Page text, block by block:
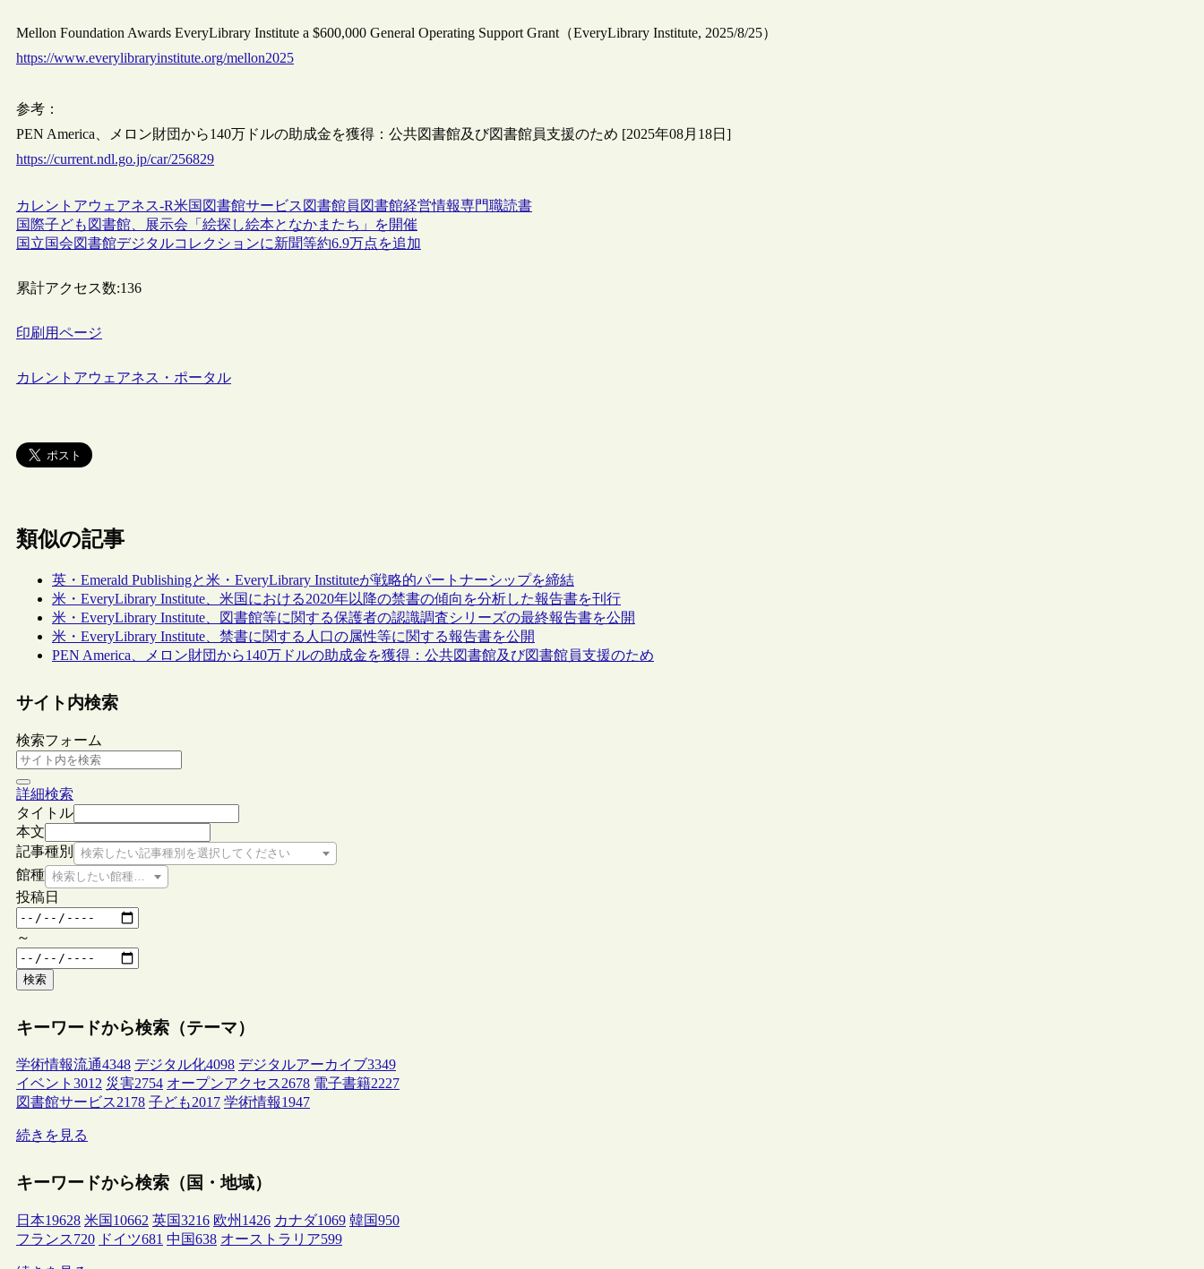
Mellon Foundation Awards EveryLibrary Institute a $600,000 General Operating Support Grant（EveryLibrary Institute, 2025/8/25）
https://www.everylibraryinstitute.org/mellon2025
参考：
PEN America、メロン財団から140万ドルの助成金を獲得：公共図書館及び図書館員支援のため [2025年08月18日]
https://current.ndl.go.jp/car/256829
カレントアウェアネス-R米国 図書館サービス 図書館員 図書館経営情報専門職読書
国際子ども図書館、展示会「絵探し絵本となかまたち」を開催
国立国会図書館デジタルコレクションに新聞等約6.9万点を追加
累計アクセス数:136
印刷用ページ
カレントアウェアネス・ポータル
類似の記事
英・Emerald Publishingと米・EveryLibrary Instituteが戦略的パートナーシップを締結
米・EveryLibrary Institute、米国における2020年以降の禁書の傾向を分析した報告書を刊行
米・EveryLibrary Institute、図書館等に関する保護者の認識調査シリーズの最終報告書を公開
米・EveryLibrary Institute、禁書に関する人口の属性等に関する報告書を公開
PEN America、メロン財団から140万ドルの助成金を獲得：公共図書館及び図書館員支援のため
サイト内検索
検索フォーム
詳細検索
タイトル
本文
記事種別
検索したい記事種別を選択してください
館種 検索したい館種を選択してください
投稿日
～
検索
キーワードから検索（テーマ）
学術情報流通4348 デジタル化4098 デジタルアーカイブ3349
イベント 3012 災害2754 オープンアクセス2678 電子書籍2227
図書館サービス2178 子ども2017 学術情報1947
続きを見る
キーワードから検索（国・地域）
日本19628 米国 10662 英国3216 欧州 1426 カナダ1069 韓国950
フランス720 ドイツ681 中国638 オーストラリア599